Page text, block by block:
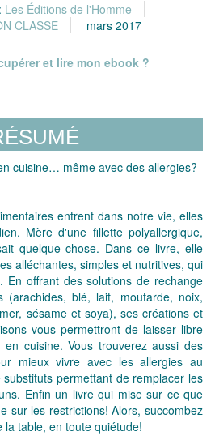
Les Éditions de l'Homme
CLASSE mars 2017
et lire mon ebook ?
cuisine… même avec des allergies?
entrent dans notre vie, elles
Mère d'une fillette polyallergique,
quelque chose. Dans ce livre, elle
alléchantes, simples et nutritives, qui
En offrant des solutions de rechange
(arachides, blé, lait, moutarde, noix,
sésame et soya), ses créations et
vous permettront de laisser libre
cuisine. Vous trouverez aussi des
mieux vivre avec les allergies au
permettant de remplacer les
Enfin un livre qui mise sur ce que
sur les restrictions! Alors, succombez
table, en toute quiétude!